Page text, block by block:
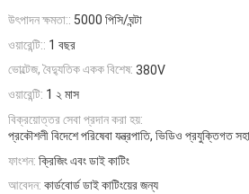
উৎপাদন ক্ষমতা:: 5000 পিসি/ঘন্টা
ওয়ারেন্টি:: 1 বছর
ভোল্টেজ, বৈদ্যুতিক একক বিশেষ: 380V
ওয়ারেন্টি: 1 ২ মাস
বিক্রয়োত্তর সেবা প্রদান করা হয়:
প্রকৌশলী বিদেশে পরিষেবা যন্ত্রপাতি, ভিডিও প্রযুক্তিগত
ফাংশন: ক্রিজিং এবং ডাই কাটিং
আবেদন: কার্ডবোর্ড ডাই কাটিংয়ের জন্য